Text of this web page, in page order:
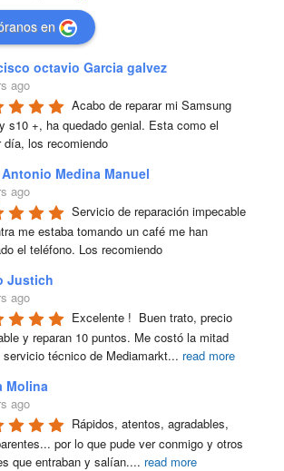
en
octavio Garcia galvez
ago
Acabo de reparar mi Samsung
s10 +, ha quedado genial. Esta como el
día, los recomiendo
Medina Manuel
ago
Servicio de reparación impecable
me estaba tomando un café me han
el teléfono. Los recomiendo
Justich
ago
Excelente !  Buen trato, precio
y reparan 10 puntos. Me costó la mitad
servicio técnico de Mediamarkt... read more
Molina
ago
Rápidos, atentos, agradables,
por lo que pude ver conmigo y otros
que entraban y salían.... read more